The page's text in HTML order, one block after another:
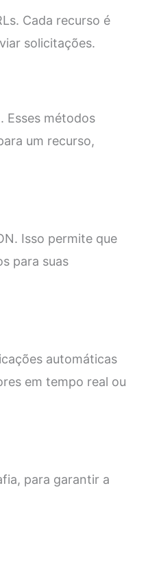
Cada recurso é
solicitações.
Esses métodos
um recurso,
Isso permite que
para suas
automáticas
em tempo real ou
para garantir a